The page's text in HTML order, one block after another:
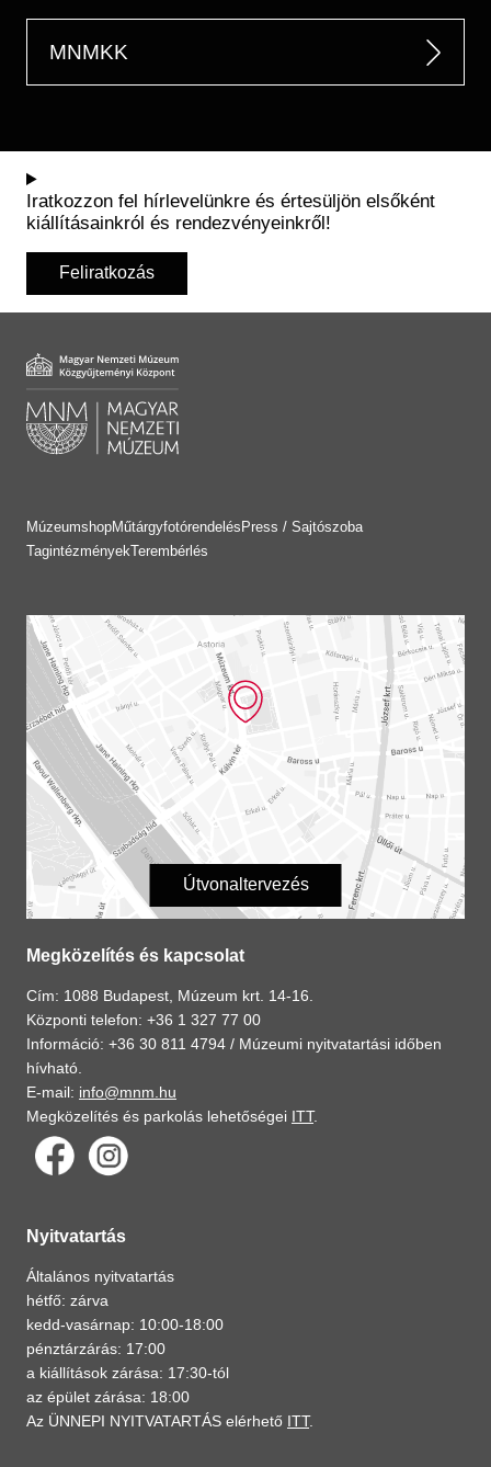
MNMKK
Iratkozzon fel hírlevelünkre és értesüljön elsőként
kiállításainkról és rendezvényeinkről!
Feliratkozás
MúzeumshopMűtárgyfotórendelés Press / Sajtószoba
TagintézményekTerembérlés
Útvonaltervezés
Megközelítés és kapcsolat
Cím: 1088 Budapest, Múzeum krt. 14-16.
Központi telefon: +36 1 327 77 00
Információ: +36 30 811 4794 / Múzeumi nyitvatartási időben
hívható.
E-mail: info@mnm.hu
Megközelítés és parkolás lehetőségei ITT.
Nyitvatartás
Általános nyitvatartás
hétfő: zárva
kedd-vasárnap: 10:00-18:00
pénztárzárás: 17:00
a kiállítások zárása: 17:30-tól
az épület zárása: 18:00
Az ÜNNEPI NYITVATARTÁS elérhető ITT.